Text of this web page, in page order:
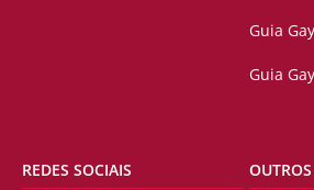
Guia
Guia
REDES SOCIAIS OUTROS